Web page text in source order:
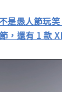
是愚人節玩
，還有 1 款